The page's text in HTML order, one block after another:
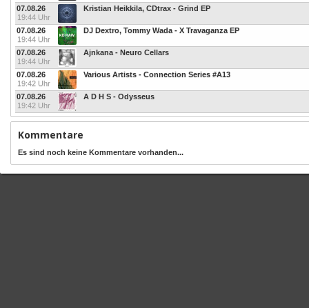
07.08.26
19:44 Uhr
Kristian Heikkila, CDtrax - Grind EP
07.08.26
19:44 Uhr
DJ Dextro, Tommy Wada - X Travaganza EP
07.08.26
19:44 Uhr
Ajnkana - Neuro Cellars
07.08.26
19:42 Uhr
Various Artists - Connection Series #A13
07.08.26
19:42 Uhr
A D H S - Odysseus
Kommentare
Es sind noch keine Kommentare vorhanden...